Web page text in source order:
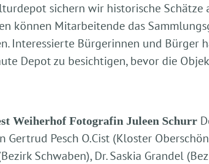
sichern wir historische
können Mitarbeitende das
Interessierte Bürgerinnen und Bürger
Depot zu besichtigen, bevor die
Weiherhof Fotografin Juleen Schurr
Gertrud Pesch O.Cist (Kloster
Schwaben), Dr. Saskia Grandel